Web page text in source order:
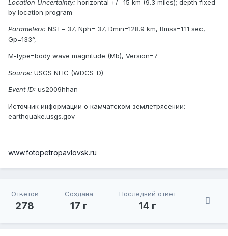
Location Uncertainty: horizontal +/- 15 km (9.3 miles); depth fixed
by location program
Parameters: NST= 37, Nph= 37, Dmin=128.9 km, Rmss=1.11 sec,
Gp=133°,
M-type=body wave magnitude (Mb), Version=7
Source: USGS NEIC (WDCS-D)
Event ID: us2009hhan
Источник информации о камчатском землетрясении:
earthquake.usgs.gov
www.fotopetropavlovsk.ru
Ответов
278
Создана
17 г
Последний ответ
14 г